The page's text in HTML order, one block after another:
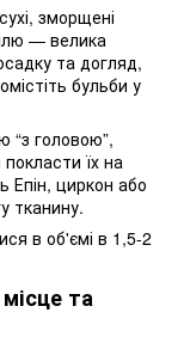
зморщені
— велика
та догляд,
бульби у
“з головою”,
їх на
Епін, циркон або
тканину.
в об'ємі в 1,5-2
та